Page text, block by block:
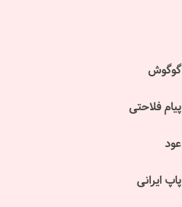
گوگوش
پیام فلاحتی
عود
پاپ ایرانی